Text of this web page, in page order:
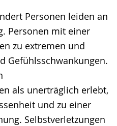
Personen leiden an
Personen mit einer
zu extremen und
Gefühlsschwankungen.
als unerträglich erlebt,
und zu einer
Selbstverletzungen